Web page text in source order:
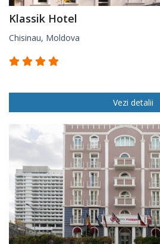
Klassik Hotel
Chisinau, Moldova
Vezi detalii